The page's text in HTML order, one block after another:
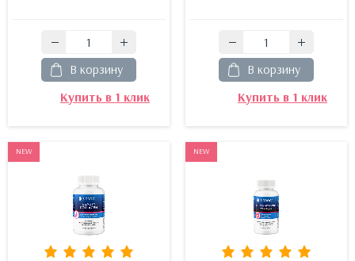
В корзину
Купить в 1 клик
В корзину
Купить в 1 клик
NEW NEW